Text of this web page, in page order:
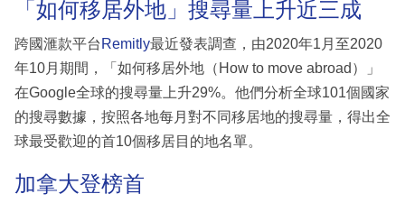
「如何移居外地」搜尋量上升近三成
跨國滙款平台 Remitly最近發表調查，由2020年1月至2020
年10月期間，「如何移居外地（How to move abroad）」
在Google全球的搜尋量上升29%。他們分析全球101個國家
的搜尋數據，按照各地每月對不同移居地的搜尋量，得出全
球最受歡迎的首10個移居目的地名單。
加拿大登榜首